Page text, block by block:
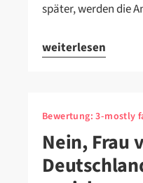
später, werden die
weiterlesen
Bewertung:3-mostly
Nein, Frau